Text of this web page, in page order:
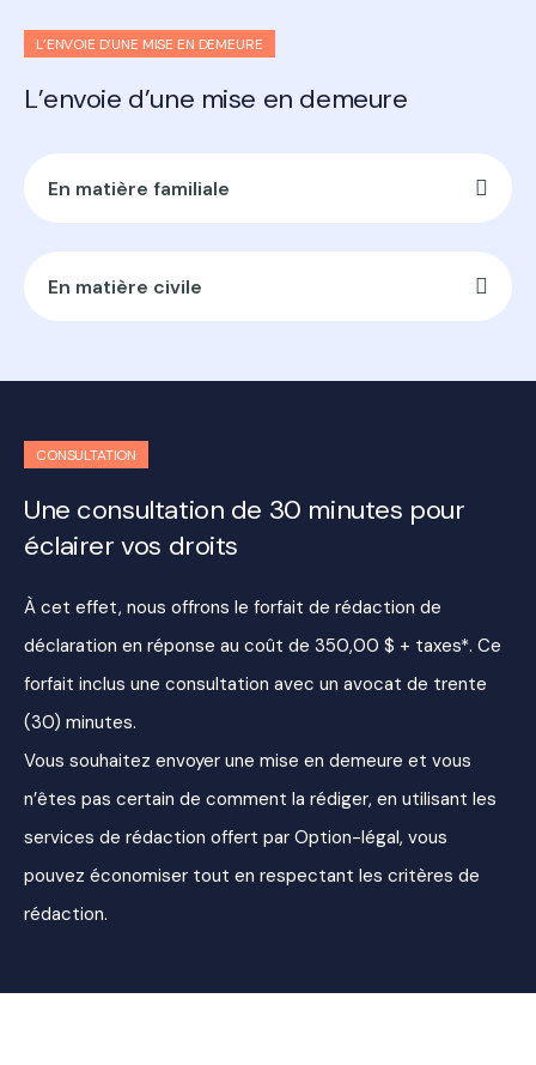
L’ENVOIE D’UNE MISE EN DEMEURE
L’envoie d’une mise en demeure
En matière familiale
En matière civile
CONSULTATION
Une consultation de 30 minutes pour
éclairer vos droits
À cet effet, nous offrons le forfait de rédaction de
déclaration en réponse au coût de 350,00 $ + taxes*. Ce
forfait inclus une consultation avec un avocat de trente
(30) minutes.
Vous souhaitez envoyer une mise en demeure et vous
n’êtes pas certain de comment la rédiger, en utilisant les
services de rédaction offert par Option-légal, vous
pouvez économiser tout en respectant les critères de
rédaction.